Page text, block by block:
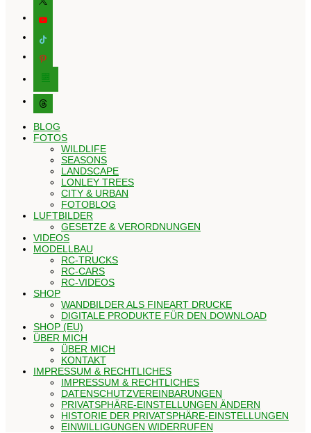
editor-
kitchensink
threads
BLOG
FOTOS
WILDLIFE
SEASONS
LANDSCAPE
LONLEY TREES
CITY & URBAN
FOTOBLOG
LUFTBILDER
GESETZE & VERORDNUNGEN
VIDEOS
MODELLBAU
RC-TRUCKS
RC-CARS
RC-VIDEOS
SHOP
WANDBILDER ALS FINEART DRUCKE
DIGITALE PRODUKTE FÜR DEN DOWNLOAD
SHOP (EU)
ÜBER MICH
ÜBER MICH
KONTAKT
IMPRESSUM & RECHTLICHES
IMPRESSUM & RECHTLICHES
DATENSCHUTZVEREINBARUNGEN
PRIVATSPHÄRE-EINSTELLUNGEN ÄNDERN
HISTORIE DER PRIVATSPHÄRE-EINSTELLUNGEN
EINWILLIGUNGEN WIDERRUFEN